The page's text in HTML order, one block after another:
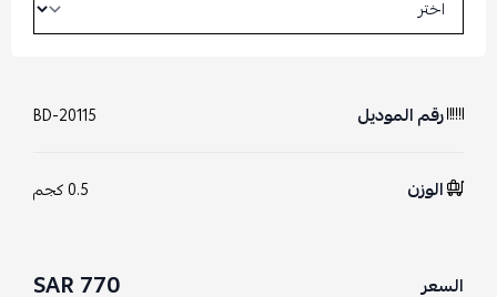
رقم الموديل BD-20115
الوزن 0.5 كجم
السعر 770 SAR